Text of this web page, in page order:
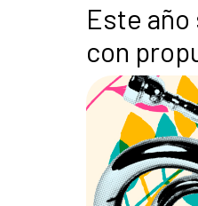
Este
con